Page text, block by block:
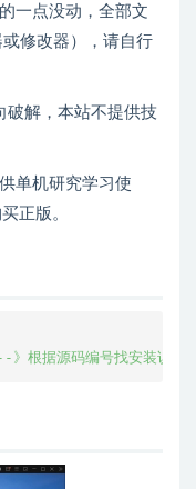
一点没动，全部文
修改器），请自行
破解，本站不提供技
单机研究学习使
正版。
根据源码编号找安装说明